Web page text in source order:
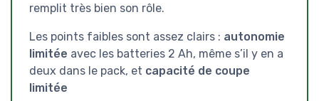
remplit très bien son rôle.
Les points faibles sont assez clairs : autonomie
limitée avec les batteries 2 Ah, même s’il y en a
deux dans le pack, et capacité de coupe
limitée